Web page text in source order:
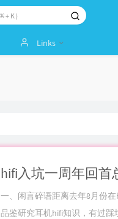
Links
hifi入坑一周年回首
一、闲言碎语距离去年8月份
品鉴研究耳机hifi知识，有过踩